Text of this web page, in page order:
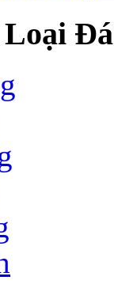
Loại Đá